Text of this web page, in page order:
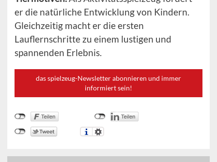
er die natürliche Entwicklung von Kindern.
Gleichzeitig macht er die ersten
Lauflernschritte zu einem lustigen und
spannenden Erlebnis.
das spielzeug-Newsletter abonnieren und immer
informiert sein!